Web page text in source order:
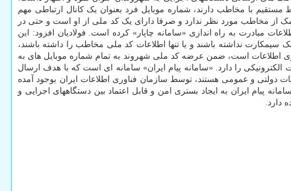
مستقیم با مخاطب دارند، شماره موبایل فرد بعنوان یک کانال ارتباطی مهم
از مخاطب مورد نظر ندارد و صرفا دارای یک کد ملی از او است و حتی در
مبادرت به راه اندازی «سامانه چاپار» کرده است. فولادیان افزود: این
نداشته باشند و یا تنها اطلاعات کد ملی مخاطب را داشته باشند،
اطلاعات است، ضمن عرضه کد ملی شهروند به تمام شماره موبایل های به
را دارد. «سامانه پیام ایران» سامانه ای است که با هدف ارسال
و عمومی هستند، توسط سازمان فناوری اطلاعات ایران بوجود آمده
پیام ایران به ایجاد بستری امن و قابل اعتماد بین دستگاههای اجرایی و
دارد.